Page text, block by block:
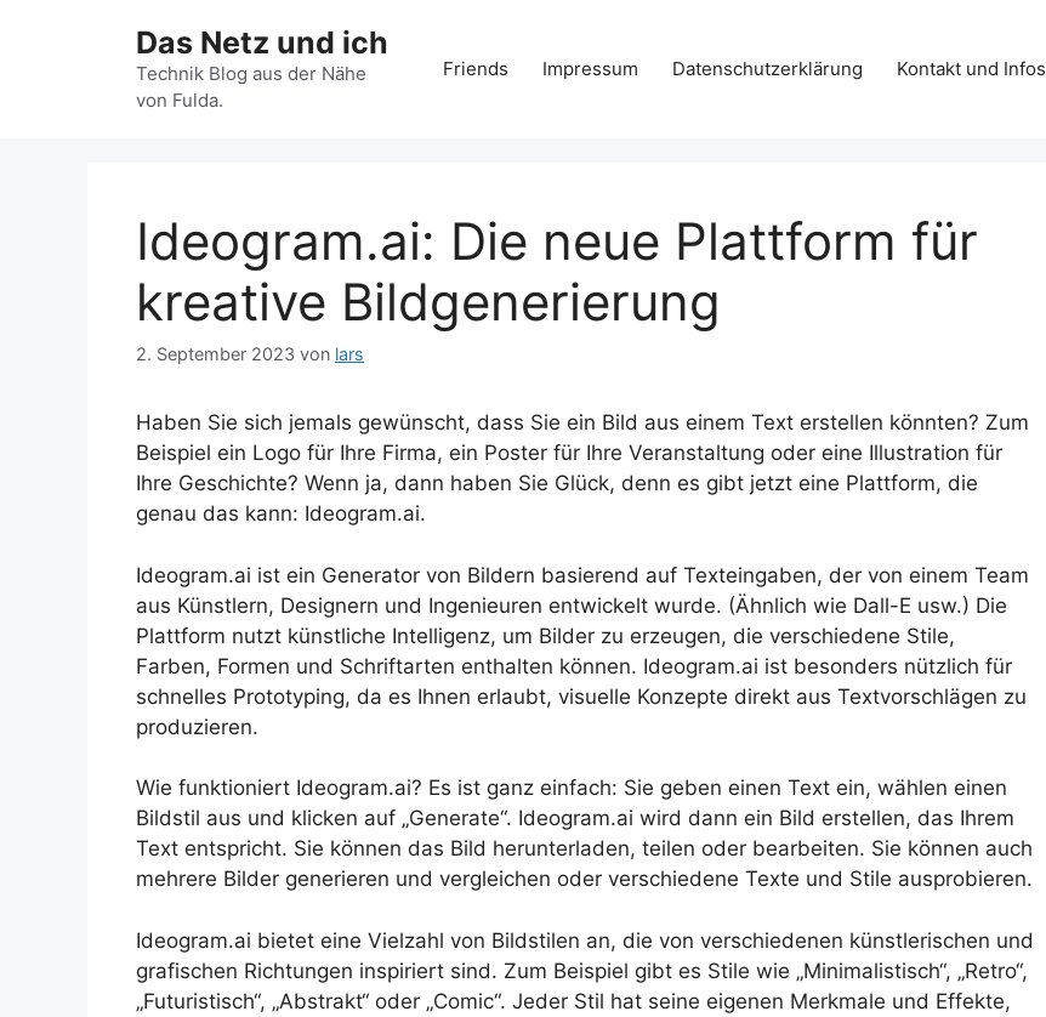
Das Netz und ich
Technik Blog aus der Nähe
von Fulda.
Friends Impressum Datenschutzerklärung Kontakt und Infos
Ideogram.ai: Die neue Plattform für
kreative Bildgenerierung
2. September 2023 von lars
Haben Sie sich jemals gewünscht, dass Sie ein Bild aus einem Text erstellen könnten? Zum
Beispiel ein Logo für Ihre Firma, ein Poster für Ihre Veranstaltung oder eine Illustration für
Ihre Geschichte? Wenn ja, dann haben Sie Glück, denn es gibt jetzt eine Plattform, die
genau das kann: Ideogram.ai.
Ideogram.ai ist ein Generator von Bildern basierend auf Texteingaben, der von einem Team
aus Künstlern, Designern und Ingenieuren entwickelt wurde. (Ähnlich wie Dall-E usw.) Die
Plattform nutzt künstliche Intelligenz, um Bilder zu erzeugen, die verschiedene Stile,
Farben, Formen und Schriftarten enthalten können. Ideogram.ai ist besonders nützlich für
schnelles Prototyping, da es Ihnen erlaubt, visuelle Konzepte direkt aus Textvorschlägen zu
produzieren.
Wie funktioniert Ideogram.ai? Es ist ganz einfach: Sie geben einen Text ein, wählen einen
Bildstil aus und klicken auf „Generate“. Ideogram.ai wird dann ein Bild erstellen, das Ihrem
Text entspricht. Sie können das Bild herunterladen, teilen oder bearbeiten. Sie können auch
mehrere Bilder generieren und vergleichen oder verschiedene Texte und Stile ausprobieren.
Ideogram.ai bietet eine Vielzahl von Bildstilen an, die von verschiedenen künstlerischen und
grafischen Richtungen inspiriert sind. Zum Beispiel gibt es Stile wie „Minimalistisch“, „Retro“,
„Futuristisch“, „Abstrakt“ oder „Comic“. Jeder Stil hat seine eigenen Merkmale und Effekte,